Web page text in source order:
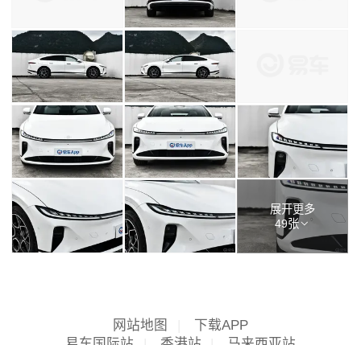
展开更多
49张
网站地图
下载APP